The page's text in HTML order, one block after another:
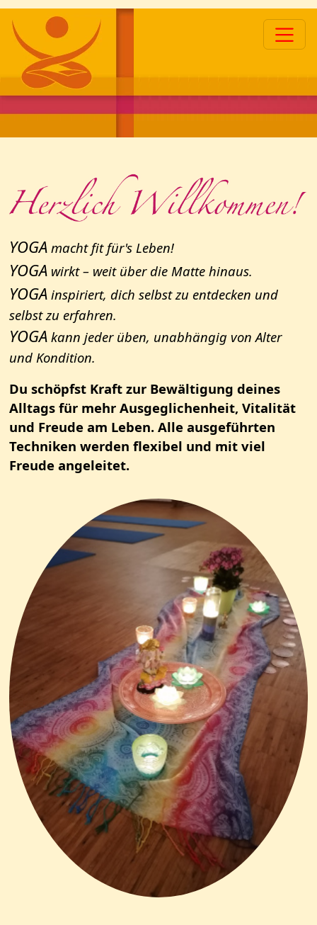
YOGAmacht fit für's Leben!
YOGAwirkt – weit über die Matte hinaus.
YOGAinspiriert, dich selbst zu entdecken und
selbst zu erfahren.
YOGAkann jeder üben, unabhängig von Alter
und Kondition.
Du schöpfst Kraft zur Bewältigung deines
Alltags für mehr Ausgeglichenheit, Vitalität
und Freude am Leben. Alle ausgeführten
Techniken werden flexibel und mit viel
Freude angeleitet.